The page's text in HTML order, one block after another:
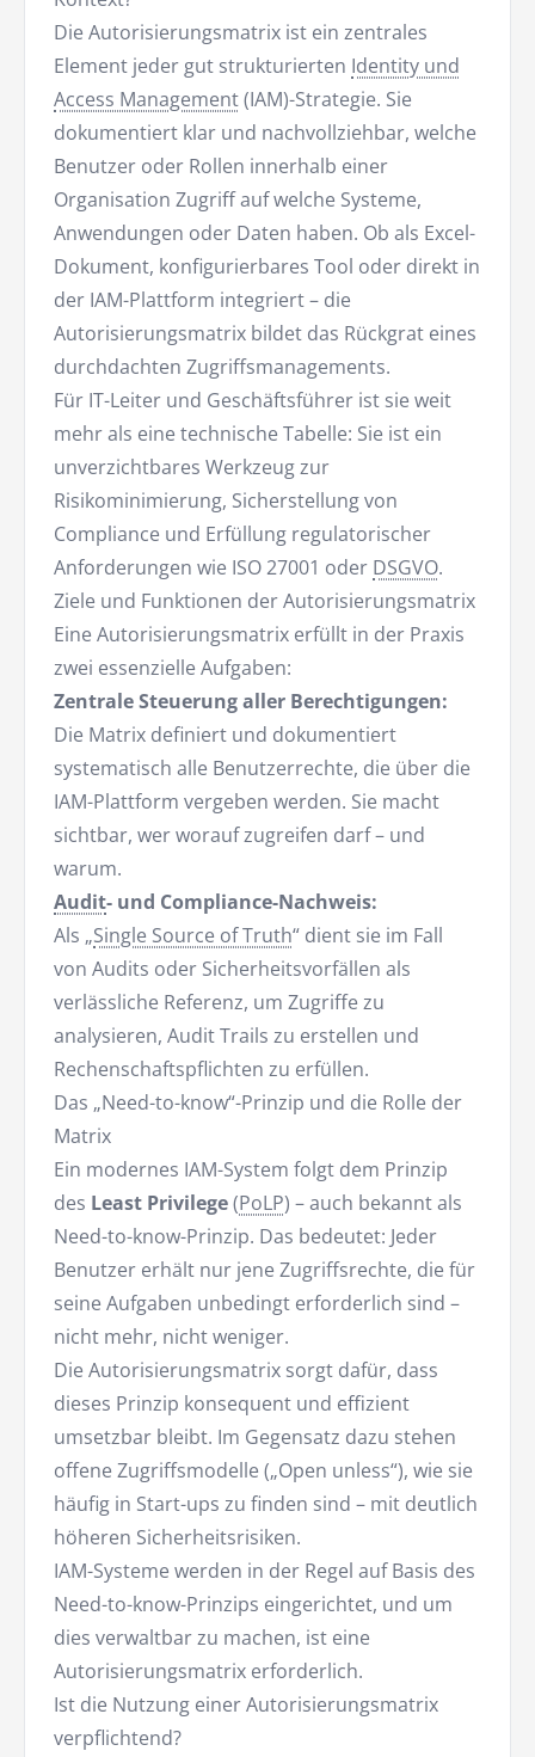
Die Autorisierungsmatrix ist ein zentrales
Element jeder gut strukturierten Identity und
Access Management(IAM)-Strategie. Sie
dokumentiert klar und nachvollziehbar, welche
Benutzer oder Rollen innerhalb einer
Organisation Zugriff auf welche Systeme,
Anwendungen oder Daten haben. Ob als Excel-
Dokument, konfigurierbares Tool oder direkt in
der IAM-Plattform integriert – die
Autorisierungsmatrix bildet das Rückgrat eines
durchdachten Zugriffsmanagements.
Für IT-Leiter und Geschäftsführer ist sie weit
mehr als eine technische Tabelle: Sie ist ein
unverzichtbares Werkzeug zur
Risikominimierung, Sicherstellung von
Compliance und Erfüllung regulatorischer
Anforderungen wie ISO 27001 oder DSGVO.
Ziele und Funktionen der Autorisierungsmatrix
Eine Autorisierungsmatrix erfüllt in der Praxis
zwei essenzielle Aufgaben:
Zentrale Steuerung aller Berechtigungen:
Die Matrix definiert und dokumentiert
systematisch alle Benutzerrechte, die über die
IAM-Plattform vergeben werden. Sie macht
sichtbar, wer worauf zugreifen darf – und
warum.
Audit- und Compliance-Nachweis:
Als „Single Source of Truth“ dient sie im Fall
von Audits oder Sicherheitsvorfällen als
verlässliche Referenz, um Zugriffe zu
analysieren, Audit Trails zu erstellen und
Rechenschaftspflichten zu erfüllen.
Das „Need-to-know“-Prinzip und die Rolle der
Matrix
Ein modernes IAM-System folgt dem Prinzip
des Least Privilege(PoLP) – auch bekannt als
Need-to-know-Prinzip. Das bedeutet: Jeder
Benutzer erhält nur jene Zugriffsrechte, die für
seine Aufgaben unbedingt erforderlich sind –
nicht mehr, nicht weniger.
Die Autorisierungsmatrix sorgt dafür, dass
dieses Prinzip konsequent und effizient
umsetzbar bleibt. Im Gegensatz dazu stehen
offene Zugriffsmodelle („Open unless“), wie sie
häufig in Start-ups zu finden sind – mit deutlich
höheren Sicherheitsrisiken.
IAM-Systeme werden in der Regel auf Basis des
Need-to-know-Prinzips eingerichtet, und um
dies verwaltbar zu machen, ist eine
Autorisierungsmatrix erforderlich.
Ist die Nutzung einer Autorisierungsmatrix
verpflichtend?